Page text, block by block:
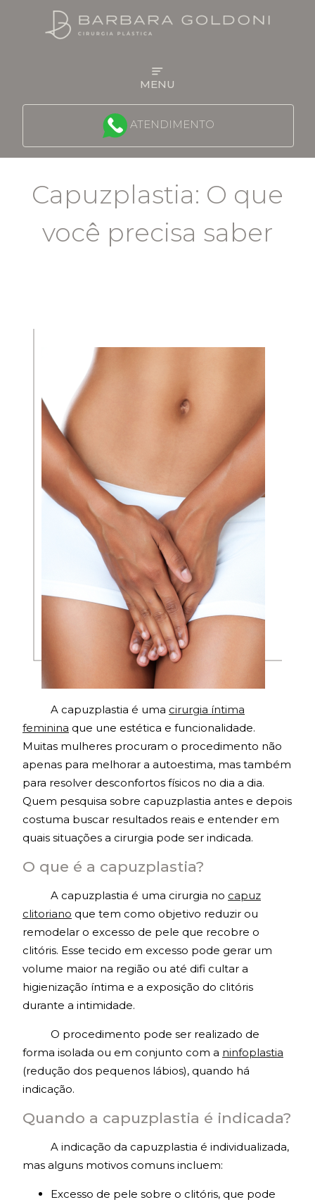
MENU
ATENDIMENTO
MAMA
CONTORNO CORPORAL
TUDO SOBRE CLITOROPLASTIA
TUDO SOBRE NINFOPLASTIA
GUIA DA CIRURGIA ÍNTÍMA
GUIA DA CIRURGIA PLÁSTICA
MÍDIA
Capuzplastia: O que
você precisa saber
A capuzplastia é uma cirurgia íntima
feminina que une estética e funcionalidade.
Muitas mulheres procuram o procedimento não
apenas para melhorar a autoestima, mas também
para resolver desconfortos físicos no dia a dia.
Quem pesquisa sobre capuzplastia antes e depois
costuma buscar resultados reais e entender em
quais situações a cirurgia pode ser indicada.
O que é a capuzplastia?
A capuzplastia é uma cirurgia no capuz
clitoriano que tem como objetivo reduzir ou
remodelar o excesso de pele que recobre o
clitóris. Esse tecido em excesso pode gerar um
volume maior na região ou até difi cultar a
higienização íntima e a exposição do clitóris
durante a intimidade.
O procedimento pode ser realizado de
forma isolada ou em conjunto com a ninfoplastia
(redução dos pequenos lábios), quando há
indicação.
Quando a capuzplastia é indicada?
A indicação da capuzplastia é individualizada,
mas alguns motivos comuns incluem:
Excesso de pele sobre o clitóris, que pode